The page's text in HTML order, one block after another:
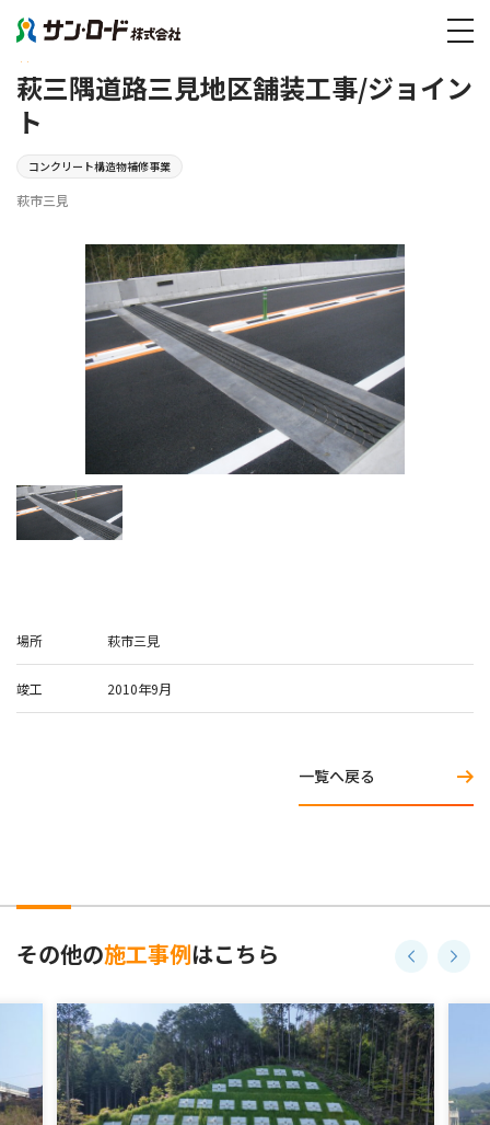
萩三隅道路三見地区舗装工事/ジョイント
WORKS
萩三隅道路三見地区舗装工事/ジョイン
ト
コンクリート構造物補修事業
萩市三見
場所 萩市三見
竣工 2010年9月
一覧へ戻る
その他の施工事例はこちら